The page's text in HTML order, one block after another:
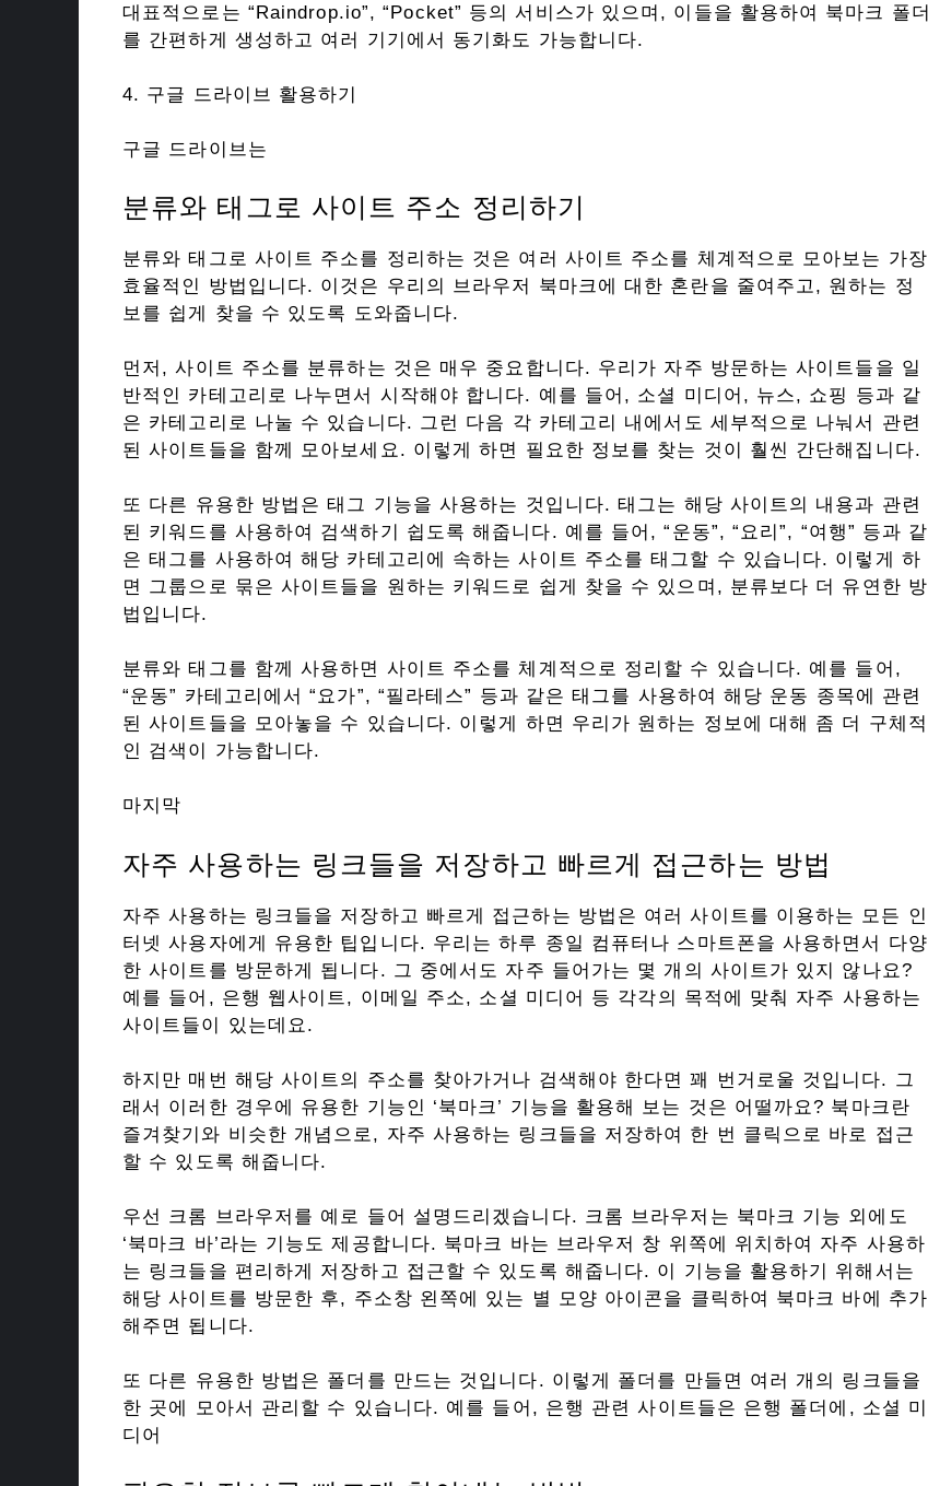
대표적으로는 “Raindrop.io”, “Pocket” 등의 서비스가 있으며, 이들을 활용하여 북마크 폴더
를 간편하게 생성하고 여러 기기에서 동기화도 가능합니다.
4. 구글 드라이브 활용하기
구글 드라이브는
분류와 태그로 사이트 주소 정리하기
분류와 태그로 사이트 주소를 정리하는 것은 여러 사이트 주소를 체계적으로 모아보는 가장
효율적인 방법입니다. 이것은 우리의 브라우저 북마크에 대한 혼란을 줄여주고, 원하는 정
보를 쉽게 찾을 수 있도록 도와줍니다.
먼저, 사이트 주소를 분류하는 것은 매우 중요합니다. 우리가 자주 방문하는 사이트들을 일
반적인 카테고리로 나누면서 시작해야 합니다. 예를 들어, 소셜 미디어, 뉴스, 쇼핑 등과 같
은 카테고리로 나눌 수 있습니다. 그런 다음 각 카테고리 내에서도 세부적으로 나눠서 관련
된 사이트들을 함께 모아보세요. 이렇게 하면 필요한 정보를 찾는 것이 훨씬 간단해집니다.
또 다른 유용한 방법은 태그 기능을 사용하는 것입니다. 태그는 해당 사이트의 내용과 관련
된 키워드를 사용하여 검색하기 쉽도록 해줍니다. 예를 들어, “운동”, “요리”, “여행” 등과 같
은 태그를 사용하여 해당 카테고리에 속하는 사이트 주소를 태그할 수 있습니다. 이렇게 하
면 그룹으로 묶은 사이트들을 원하는 키워드로 쉽게 찾을 수 있으며, 분류보다 더 유연한 방
법입니다.
분류와 태그를 함께 사용하면 사이트 주소를 체계적으로 정리할 수 있습니다. 예를 들어,
“운동” 카테고리에서 “요가”, “필라테스” 등과 같은 태그를 사용하여 해당 운동 종목에 관련
된 사이트들을 모아놓을 수 있습니다. 이렇게 하면 우리가 원하는 정보에 대해 좀 더 구체적
인 검색이 가능합니다.
마지막
자주 사용하는 링크들을 저장하고 빠르게 접근하는 방법
자주 사용하는 링크들을 저장하고 빠르게 접근하는 방법은 여러 사이트를 이용하는 모든 인
터넷 사용자에게 유용한 팁입니다. 우리는 하루 종일 컴퓨터나 스마트폰을 사용하면서 다양
한 사이트를 방문하게 됩니다. 그 중에서도 자주 들어가는 몇 개의 사이트가 있지 않나요?
예를 들어, 은행 웹사이트, 이메일 주소, 소셜 미디어 등 각각의 목적에 맞춰 자주 사용하는
사이트들이 있는데요.
하지만 매번 해당 사이트의 주소를 찾아가거나 검색해야 한다면 꽤 번거로울 것입니다. 그
래서 이러한 경우에 유용한 기능인 ‘북마크’ 기능을 활용해 보는 것은 어떨까요? 북마크란
즐겨찾기와 비슷한 개념으로, 자주 사용하는 링크들을 저장하여 한 번 클릭으로 바로 접근
할 수 있도록 해줍니다.
우선 크롬 브라우저를 예로 들어 설명드리겠습니다. 크롬 브라우저는 북마크 기능 외에도
‘북마크 바’라는 기능도 제공합니다. 북마크 바는 브라우저 창 위쪽에 위치하여 자주 사용하
는 링크들을 편리하게 저장하고 접근할 수 있도록 해줍니다. 이 기능을 활용하기 위해서는
해당 사이트를 방문한 후, 주소창 왼쪽에 있는 별 모양 아이콘을 클릭하여 북마크 바에 추가
해주면 됩니다.
또 다른 유용한 방법은 폴더를 만드는 것입니다. 이렇게 폴더를 만들면 여러 개의 링크들을
한 곳에 모아서 관리할 수 있습니다. 예를 들어, 은행 관련 사이트들은 은행 폴더에, 소셜 미
디어